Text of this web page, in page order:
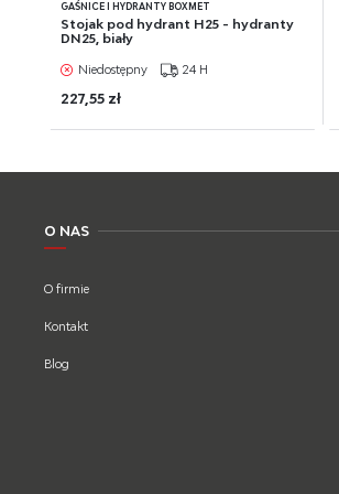
GAŚNICE I HYDRANTY BOXMET
Stojak pod hydrant H25 - hydranty
DN25, biały
Niedostępny 24 H
227,55 zł
O NAS
O firmie
Kontakt
Blog